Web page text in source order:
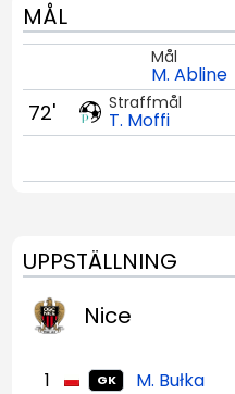
MÅL
Mål
M. Abline
Straffmål
T. Moffi
72'
UPPSTÄLLNING
Nice
1 GK
M. Bułka